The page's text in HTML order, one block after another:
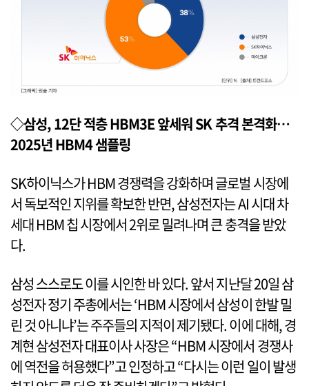
◇삼성, 12단 적층 HBM3E 앞세워 SK 추격 본격화…
2025년 HBM4 샘플링
SK하이닉스가 HBM 경쟁력을 강화하며 글로벌 시장에
서 독보적인 지위를 확보한 반면, 삼성전자는 AI 시대 차
세대 HBM 칩 시장에서 2위로 밀려나며 큰 충격을 받았
다.
삼성 스스로도 이를 시인한 바 있다. 앞서 지난달 20일 삼
성전자 정기 주총에서는 ‘HBM 시장에서 삼성이 한발 밀
린 것 아니냐’는 주주들의 지적이 제기됐다. 이에 대해, 경
계현 삼성전자 대표이사 사장은 “HBM 시장에서 경쟁사
에 역전을 허용했다”고 인정하고 “다시는 이런 일이 발생